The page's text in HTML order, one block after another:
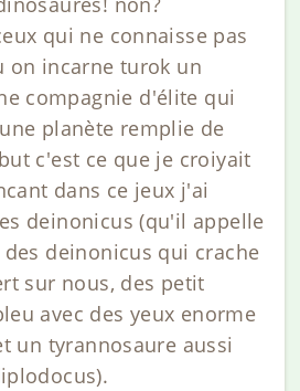
qui ne connaisse pas
on incarne turok un
compagnie d'élite qui
planète remplie de
c'est ce que je croiyait
dans ce jeux j'ai
deinonicus (qu'il appelle
deinonicus qui crache
sur nous, des petit
avec des yeux enorme
un tyrannosaure aussi